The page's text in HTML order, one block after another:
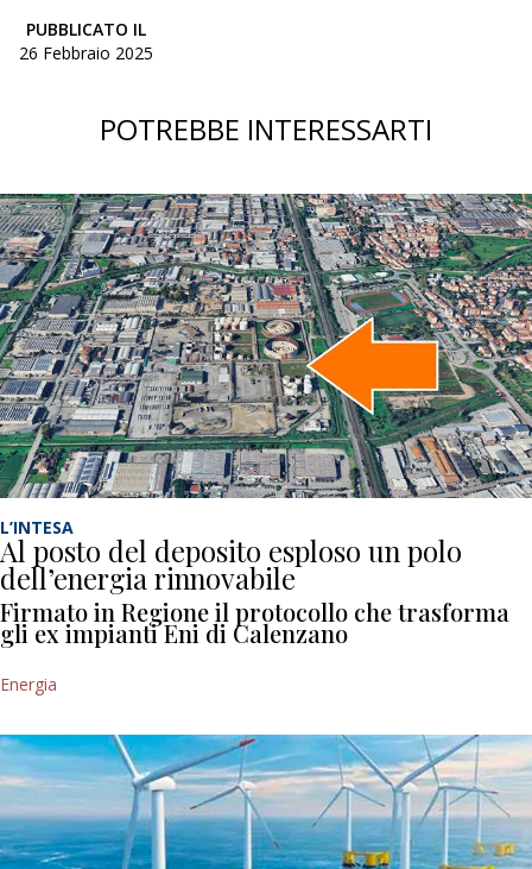
PUBBLICATO IL
26 Febbraio 2025
POTREBBE INTERESSARTI
L’INTESA
Al posto del deposito esploso un polo
dell’energia rinnovabile
Firmato in Regione il protocollo che trasforma
gli ex impianti Eni di Calenzano
Energia